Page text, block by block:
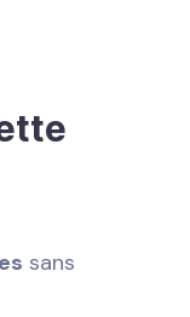
sans